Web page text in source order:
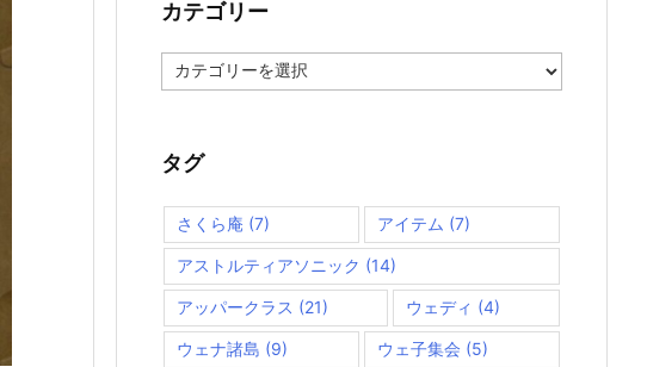
カテゴリー
テ
ー
タグ
さくら庵 (7) アイテム (7)
アストルティアソニック (14)
アッパークラス (21) ウェディ (4)
ウェナ諸島 (9) ウェ子集会 (5)